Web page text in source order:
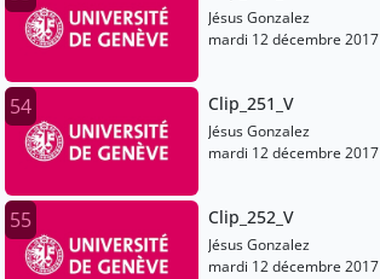
Jésus Gonzalez
mardi 12 décembre 2017
54 Clip_251_V
Jésus Gonzalez
mardi 12 décembre 2017
55 Clip_252_V
Jésus Gonzalez
mardi 12 décembre 2017